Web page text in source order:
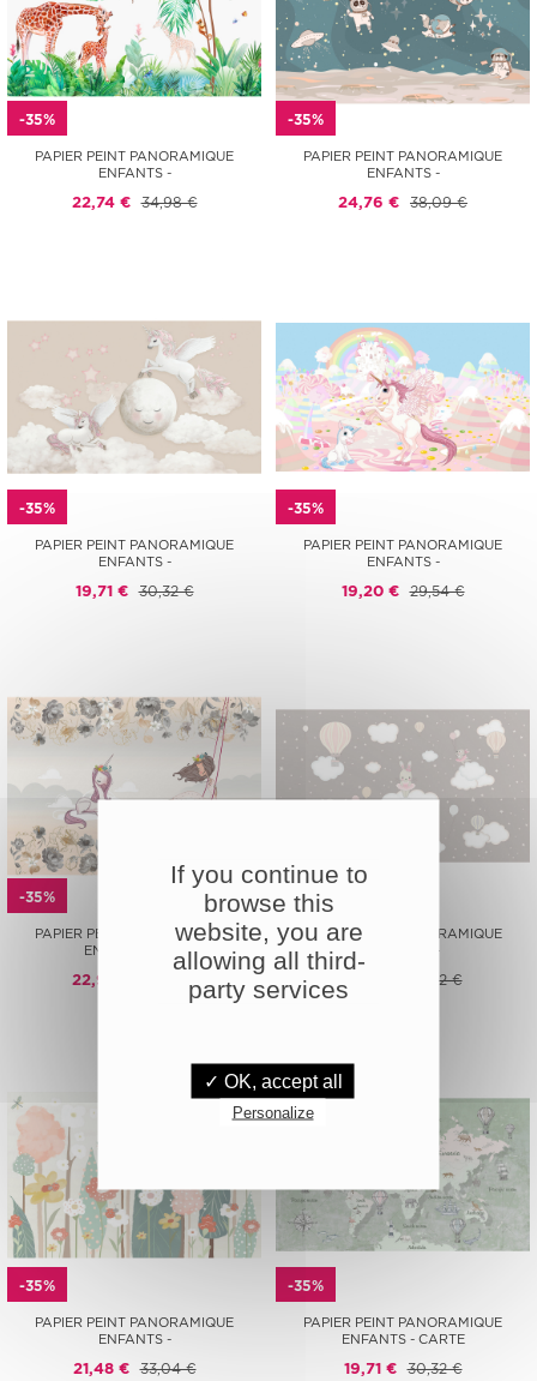
-35%
PAPIER PEINT PANORAMIQUE
ENFANTS -
22,74 € 34,98 €
-35%
PAPIER PEINT PANORAMIQUE
ENFANTS -
24,76 € 38,09 €
-35%
PAPIER PEINT PANORAMIQUE
ENFANTS -
19,71 € 30,32 €
-35%
PAPIER PEINT PANORAMIQUE
ENFANTS -
19,20 € 29,54 €
-35%
PAPIER PEINT PANORAMIQUE
ENFANTS - FÉE
22,99 €
-35%
PAPIER PEINT PANORAMIQUE
ENFANTS -
30,32 €
-35%
PAPIER PEINT PANORAMIQUE
ENFANTS -
21,48 € 33,04 €
-35%
PAPIER PEINT PANORAMIQUE
ENFANTS - CARTE
19,71 € 30,32 €
If you continue to
browse this
website, you are
allowing all third-
party services
✓ OK, accept all
Personalize